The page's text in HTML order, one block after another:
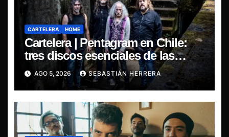
CARTELERA HOME
Cartelera | Pentagram en Chile:
tres discos esenciales de las
leyendas del doom
AGO 5, 2026 SEBASTIÁN HERRERA